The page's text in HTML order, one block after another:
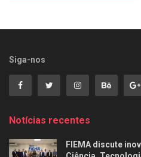
Siga-nos
Notícias recentes
FIEMA discute